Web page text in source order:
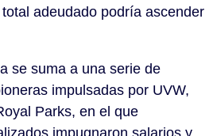
adeudado podría ascender
se suma a una serie de
impulsadas por UVW,
Parks, en el que